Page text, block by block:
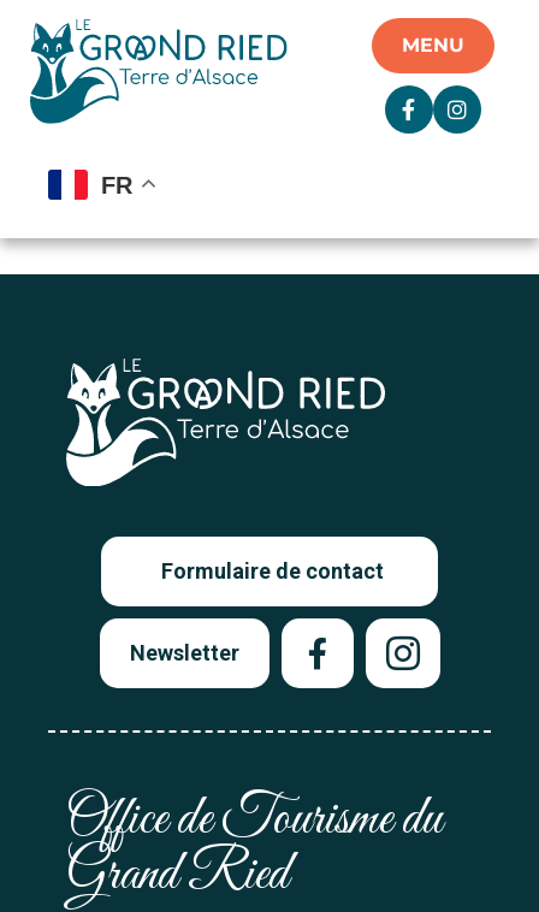
MENU
FR
Formulaire de contact
Newsletter
Office de Tourisme du
Grand Ried
Panneau de gestion des cookies